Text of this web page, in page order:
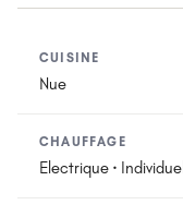
CUISINE
Nue
CHAUFFAGE
Electrique · Individuel